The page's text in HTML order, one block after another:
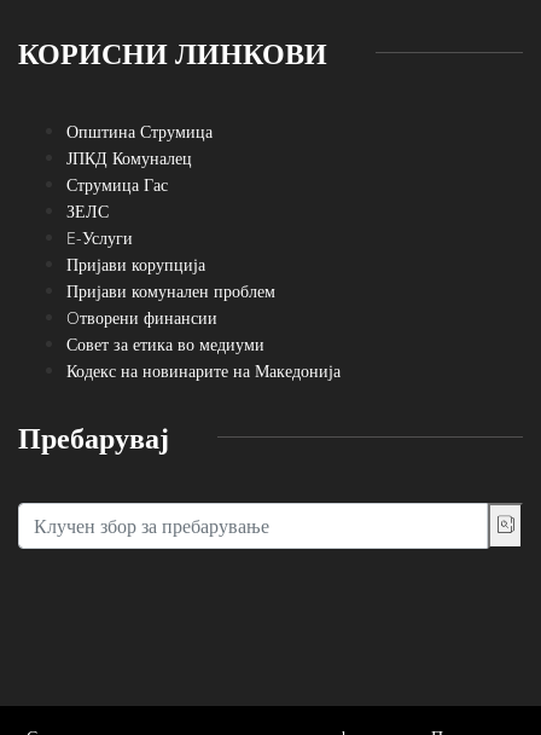
КОРИСНИ ЛИНКОВИ
Општина Струмица
ЈПКД Комуналец
Струмица Гас
ЗЕЛС
E-Услуги
Пријави корупција
Пријави комунален проблем
Oтворени финансии
Совет за етика во медиуми
Кодекс на новинарите на Македонија
Пребарувај